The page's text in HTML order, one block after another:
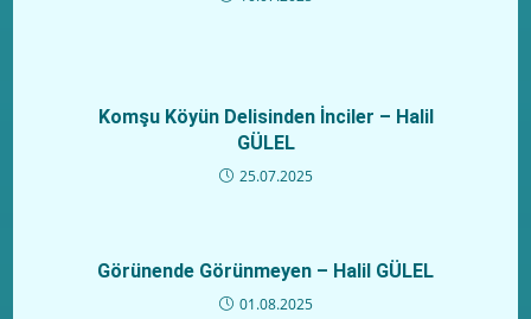
Komşu Köyün Delisinden İnciler – Halil
GÜLEL
25.07.2025
Görünende Görünmeyen – Halil GÜLEL
01.08.2025